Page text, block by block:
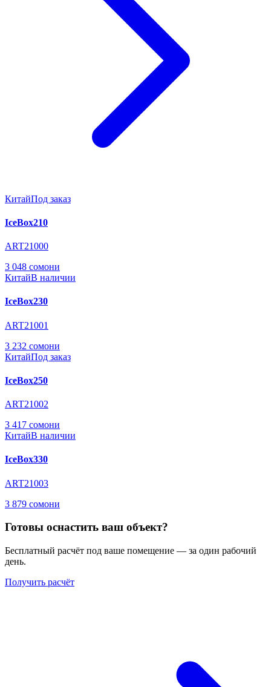
КитайПод заказ
IceBox210
ART21000
3 048 сомони
КитайВ наличии
IceBox230
ART21001
3 232 сомони
КитайПод заказ
IceBox250
ART21002
3 417 сомони
КитайВ наличии
IceBox330
ART21003
3 879 сомони
Готовы оснастить ваш объект?
Бесплатный расчёт под ваше помещение — за один рабочий
день.
Получить расчёт